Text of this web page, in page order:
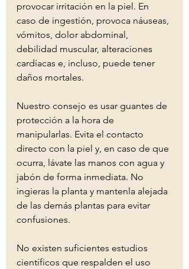
provocar irritación en la piel. En
caso de ingestión, provoca náuseas,
vómitos, dolor abdominal,
debilidad muscular, alteraciones
cardíacas e, incluso, puede tener
daños mortales.
Nuestro consejo es usar guantes de
protección a la hora de
manipularlas. Evita el contacto
directo con la piel y, en caso de que
ocurra, lávate las manos con agua y
jabón de forma inmediata. No
ingieras la planta y mantenla alejada
de las demás plantas para evitar
confusiones.
No existen suficientes estudios
científicos que respalden el uso